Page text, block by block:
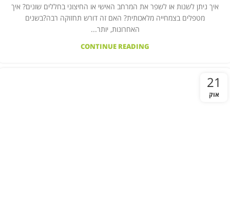
איך ניתן לשנות או לשפר את המרחב האישי או החיצוני בחללים שונים? איך
מטפלים בצמחייה מלאכותית? האם זה דורש תחזוקה רבה?בשנים
האחרונות, יותר...
CONTINUE READING
21
אוק